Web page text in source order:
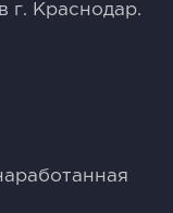
Kpacнoдaр.